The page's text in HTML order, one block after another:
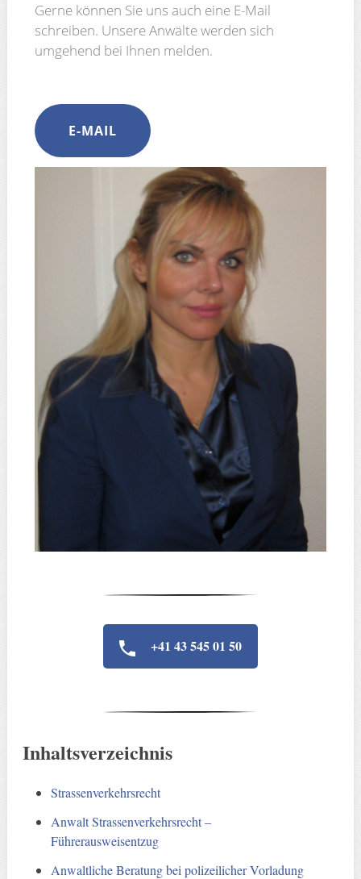
Gerne können Sie uns auch eine E-Mail
schreiben. Unsere Anwälte werden sich
umgehend bei Ihnen melden.
E-MAIL
+41 43 545 01 50
Inhaltsverzeichnis
Strassenverkehrsrecht
Anwalt Strassenverkehrsrecht –
Führerausweisentzug
Anwaltliche Beratung bei polizeilicher Vorladung